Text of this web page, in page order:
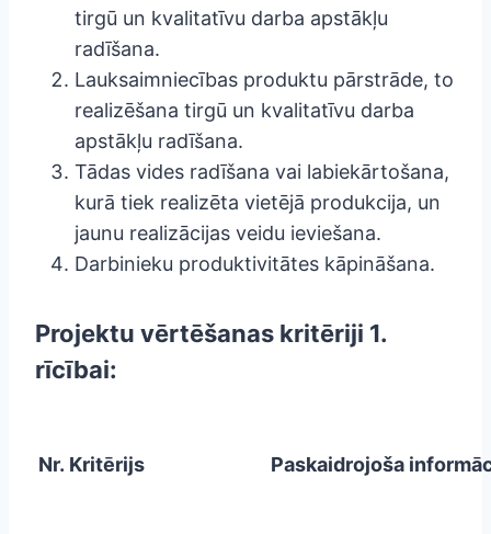
tirgū un kvalitatīvu darba apstākļu
radīšana.
Lauksaimniecības produktu pārstrāde, to
realizēšana tirgū un kvalitatīvu darba
apstākļu radīšana.
Tādas vides radīšana vai labiekārtošana,
kurā tiek realizēta vietējā produkcija, un
jaunu realizācijas veidu ieviešana.
Darbinieku produktivitātes kāpināšana.
Projektu vērtēšanas kritēriji 1.
rīcībai:
Nr. Kritērijs Paskaidrojoša